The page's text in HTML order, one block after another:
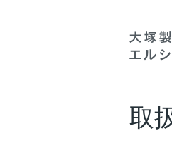
取